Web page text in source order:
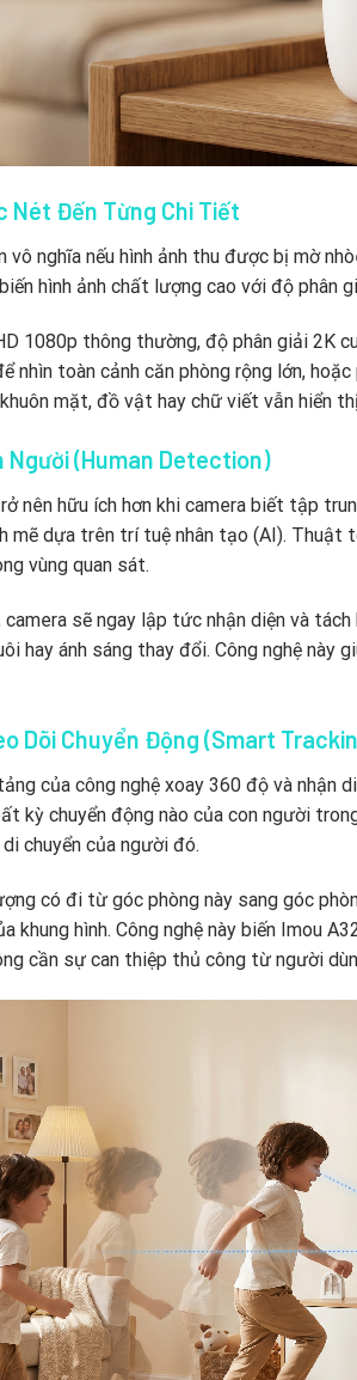
Nét Đến Từng Chi Tiết
vô nghĩa nếu hình ảnh thu được bị mờ
hình ảnh chất lượng cao với độ phân
1080p thông thường, độ phân giải 2K
nhìn toàn cảnh căn phòng rộng lớn,
mặt, đồ vật hay chữ viết vẫn hiển
Người (Human Detection)
nên hữu ích hơn khi camera biết tập
mẽ dựa trên trí tuệ nhân tạo (AI). Thuật
vùng quan sát.
sẽ ngay lập tức nhận diện và
hay ánh sáng thay đổi. Công nghệ này
Dõi Chuyển Động (Smart
của công nghệ xoay 360 độ và nhận
kỳ chuyển động nào của con người
chuyển của người đó.
có đi từ góc phòng này sang góc
khung hình. Công nghệ này biến Imou
cần sự can thiệp thủ công từ người